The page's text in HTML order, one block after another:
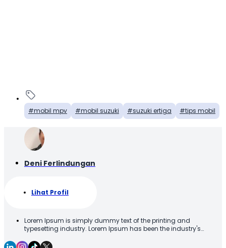
mobil mpv mobil suzuki suzuki ertiga tips mobil
Deni Ferlindungan
Lihat Profil
Lorem Ipsum is simply dummy text of the printing and
typesetting industry. Lorem Ipsum has been the industry's
printer took a galley of type and scrambled it to make a type